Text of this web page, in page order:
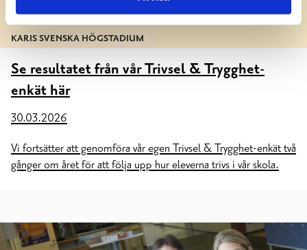
KARIS SVENSKA HÖGSTADIUM
Se resultatet från vår Trivsel & Trygghet-
enkät här
30.03.2026
Vi fortsätter att genomföra vår egen Trivsel & Trygghet-enkät två
gånger om året för att följa upp hur eleverna trivs i vår skola.